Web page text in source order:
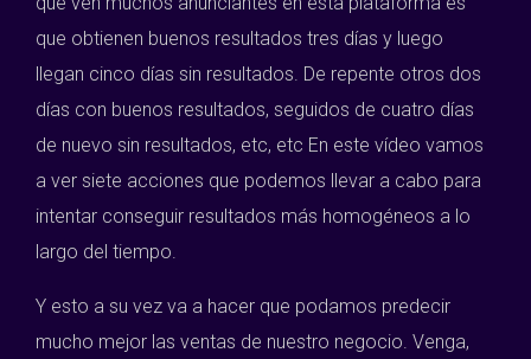
que obtienen buenos resultados tres días y luego
llegan cinco días sin resultados. De repente otros dos
días con buenos resultados, seguidos de cuatro días
de nuevo sin resultados, etc, etc En este vídeo vamos
a ver siete acciones que podemos llevar a cabo para
intentar conseguir resultados más homogéneos a lo
largo del tiempo.
Y esto a su vez va a hacer que podamos predecir
mucho mejor las ventas de nuestro negocio. Venga,